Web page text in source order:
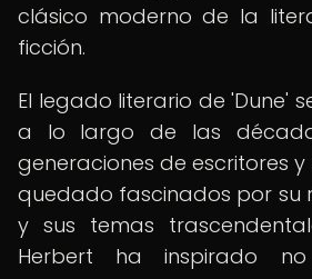
clásico moderno de la
ficción.
El legado literario de 'Dune'
a lo largo de las
generaciones de escritores
quedado fascinados por su
y sus temas
Herbert ha inspirado